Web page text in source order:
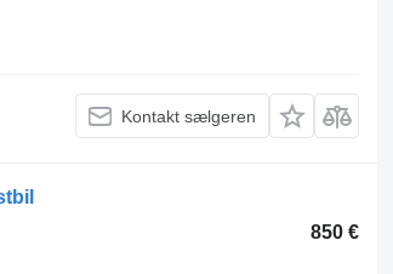
Kontakt sælgeren
850 €